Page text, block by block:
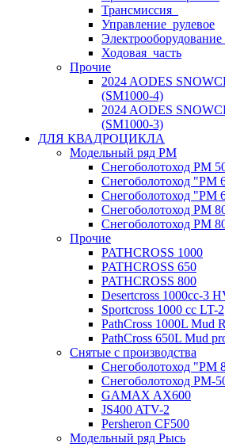
Трансмиссия_
Управление_рулевое
Электрооборудование_
Ходовая_часть
Прочие
2024 AODES
(SM1000-4)
2024 AODES
(SM1000-3)
ДЛЯ КВАДРОЦИКЛА
Модельный ряд РМ
Снегоболотоход РМ
Снегоболотоход "РМ
Снегоболотоход "РМ
Снегоболотоход РМ
Снегоболотоход РМ
Прочие
PATHCROSS 1000
PATHCROSS 650
PATHCROSS 800
Desertcross 1000cc-3
Sportcross 1000 cc LT-2
PathCross 1000L Mud
PathCross 650L Mud
Снятые с производства
Снегоболотоход "РМ
Снегоболотоход РМ-
GAMAX AX600
JS400 ATV-2
Persheron CF500
Модельный ряд Рысь